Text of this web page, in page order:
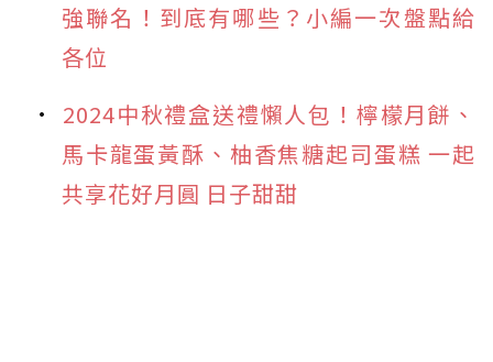
強聯名！到底有哪些？小編一次盤點給
各位
2024中秋禮盒送禮懶人包！檸檬月餅、
馬卡龍蛋黃酥、柚香焦糖起司蛋糕 一起
共享花好月圓 日子甜甜